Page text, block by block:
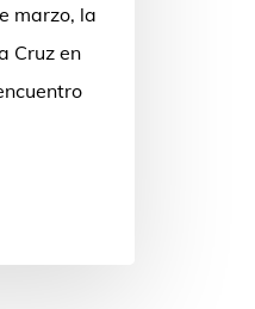
marzo, la
Cruz en